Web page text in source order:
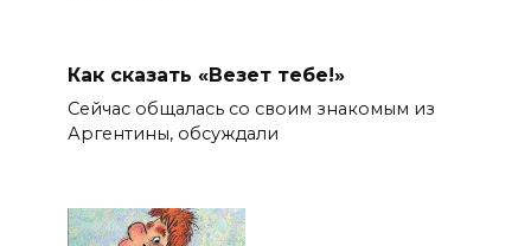
Как сказать «Везет тебе!»
Сейчас общалась со своим знакомым из
Аргентины, обсуждали